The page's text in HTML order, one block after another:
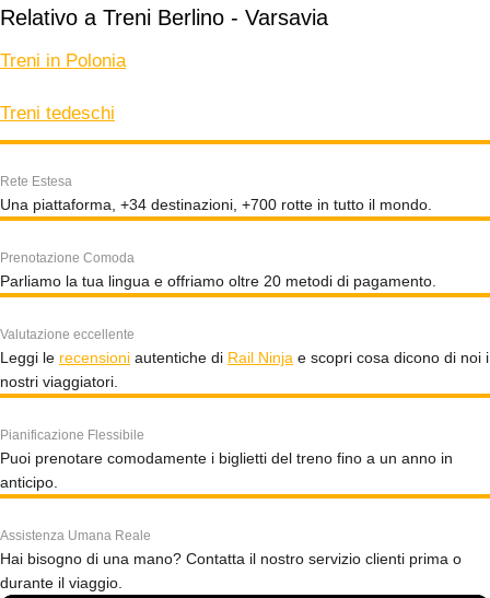
Relativo a Treni Berlino - Varsavia
Treni in Polonia
Treni tedeschi
Rete Estesa
Una piattaforma, +34 destinazioni, +700 rotte in tutto il mondo.
Prenotazione Comoda
Parliamo la tua lingua e offriamo oltre 20 metodi di pagamento.
Valutazione eccellente
Leggi le recensioni autentiche di Rail Ninja e scopri cosa dicono di noi i
nostri viaggiatori.
Pianificazione Flessibile
Puoi prenotare comodamente i biglietti del treno fino a un anno in
anticipo.
Assistenza Umana Reale
Hai bisogno di una mano? Contatta il nostro servizio clienti prima o
durante il viaggio.